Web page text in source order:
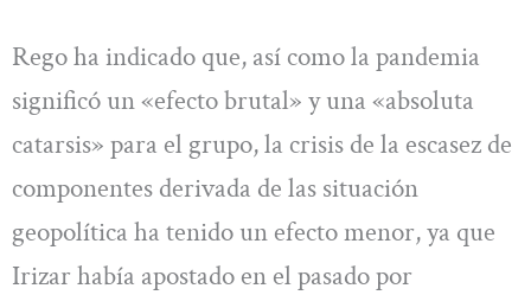
Rego ha indicado que, así como la pandemia
significó un «efecto brutal» y una «absoluta
catarsis» para el grupo, la crisis de la escasez de
componentes derivada de las situación
geopolítica ha tenido un efecto menor, ya que
Irizar había apostado en el pasado por